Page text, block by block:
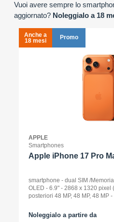
Vuoi avere sempre lo
aggiornato? Noleggialo a 18
Anche a
18 mesi
Promo
APPLE
Smartphones
Apple iPhone 17 Pro
smartphone - dual SIM /
OLED - 6.9" - 2868 x 1320 pixel
posteriori 48 MP, 48 MP, 48 MP
Noleggialo a partire da